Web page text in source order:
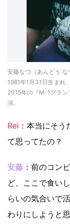
安藤なつ（あんどう な
1981年1月31日生まれ
2015年の『M-1グラン
演。
Rei ：本当にそ
て思ってたの？
安藤 ：前のコン
ど、ここで食い
らいの気合いで
わりにしようと